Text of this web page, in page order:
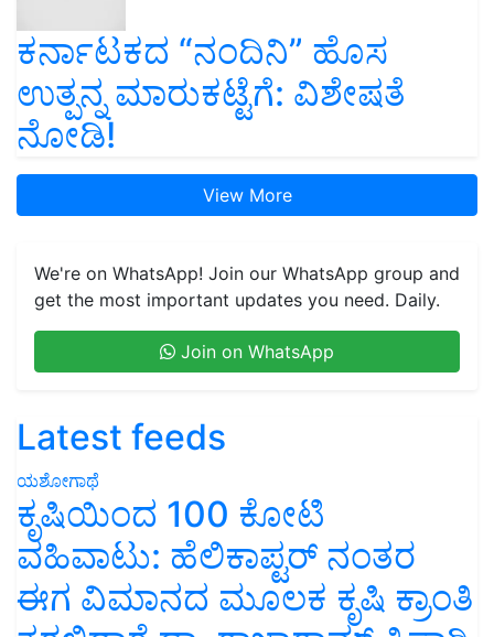
ಕರ್ನಾಟಕದ “ನಂದಿನಿ” ಹೊಸ
ಉತ್ಪನ್ನ ಮಾರುಕಟ್ಟೆಗೆ: ವಿಶೇಷತೆ
ನೋಡಿ!
View More
We're on WhatsApp! Join our WhatsApp group and
get the most important updates you need. Daily.
Join on WhatsApp
Latest feeds
ಯಶೋಗಾಥೆ
ಕೃಷಿಯಿಂದ 100 ಕೋಟಿ
ವಹಿವಾಟು: ಹೆಲಿಕಾಪ್ಟರ್ ನಂತರ
ಈಗ ವಿಮಾನದ ಮೂಲಕ ಕೃಷಿ ಕ್ರಾಂತಿ